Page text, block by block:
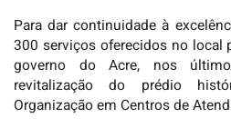
Para dar continuidade à
300 serviços oferecidos no local
governo do Acre, nos
revitalização do prédio
Organização em Centros de